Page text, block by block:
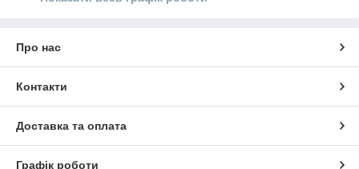
Про нас
Контакти
Доставка та оплата
Графік роботи